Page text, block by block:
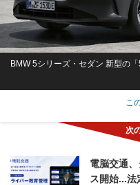
BMW 5シリーズ・セダン 新型の「
こ
電脳交通
ス開始...